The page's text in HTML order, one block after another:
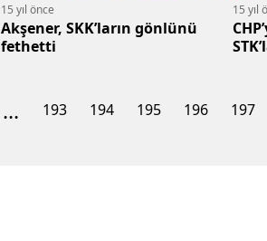
15 yıl önce
Akşener, SKK’ların gönlünü
fethetti
15 yıl
... 193 194 195 196 197